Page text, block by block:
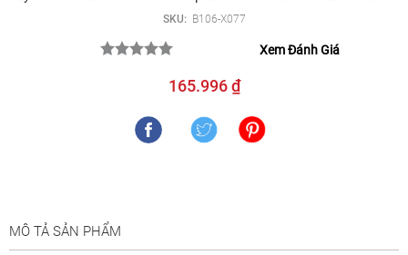
SKU: B106-X077
Xem Đánh Giá
165.996 ₫
MÔ TẢ SẢN PHẨM